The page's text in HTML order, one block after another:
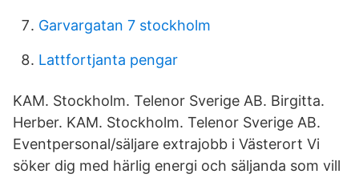
Garvargatan 7 stockholm
Lattfortjanta pengar
KAM. Stockholm. Telenor Sverige AB. Birgitta.
Herber. KAM. Stockholm. Telenor Sverige AB.
Eventpersonal/säljare extrajobb i Västerort Vi
söker dig med härlig energi och säljanda som vill